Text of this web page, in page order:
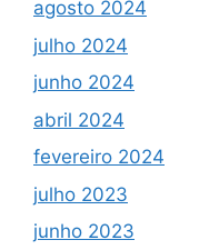
agosto 2024
julho 2024
junho 2024
abril 2024
fevereiro 2024
julho 2023
junho 2023